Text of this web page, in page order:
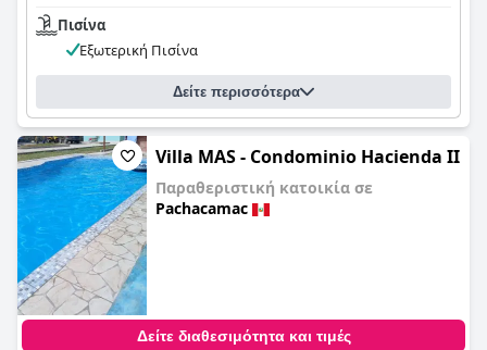
Πισίνα
Εξωτερική Πισίνα
Δείτε περισσότερα
Villa MAS - Condominio Hacienda II
Παραθεριστική κατοικία σε
Pachacamac
Δείτε διαθεσιμότητα και τιμές